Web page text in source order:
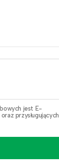
jest E-
przysługujących